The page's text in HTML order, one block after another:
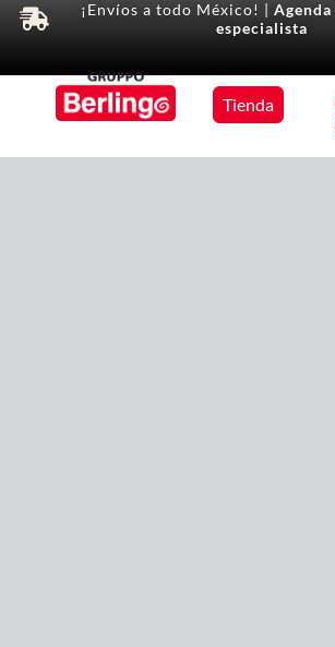
¡Envíos a todo México! |
especialista
Tienda